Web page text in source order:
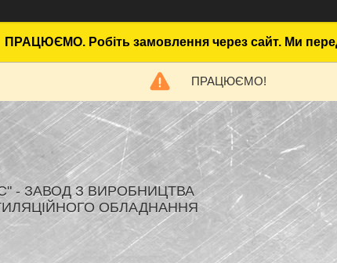
ПРАЦЮЄМО. Робіть замовлення через сайт. Ми
ПРАЦЮЄМО!
- ЗАВОД З ВИРОБНИЦТВА
ОБЛАДНАННЯ